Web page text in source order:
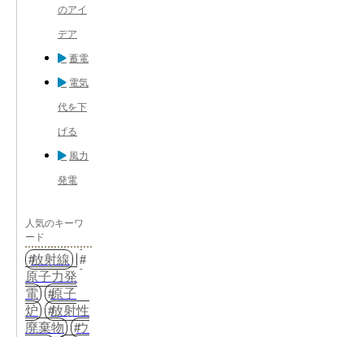
のアイ
デア
蓄電
電気
代を下
げる
風力
発電
人気のキーワ
ード
放射線
原子力発
電
原子
炉
放射性
廃棄物
ウ